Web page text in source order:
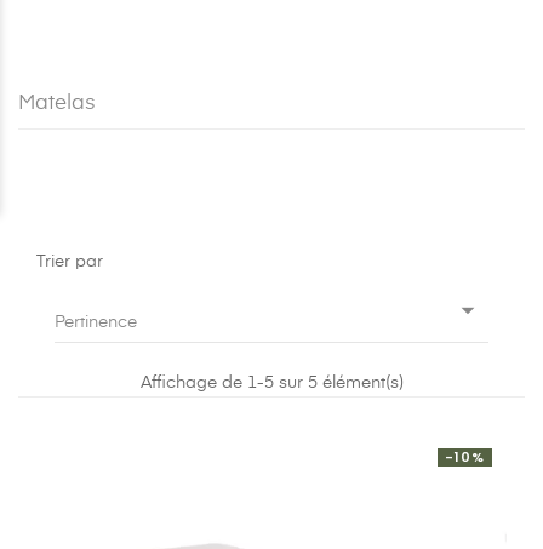
Matelas
Trier par
Pertinence 
Affichage de 1-5 sur 5 élément(s)
-10%